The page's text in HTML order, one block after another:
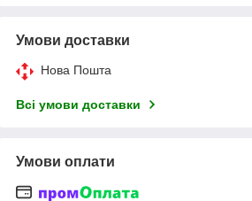
Умови доставки
Нова Пошта
Всі умови доставки
Умови оплати